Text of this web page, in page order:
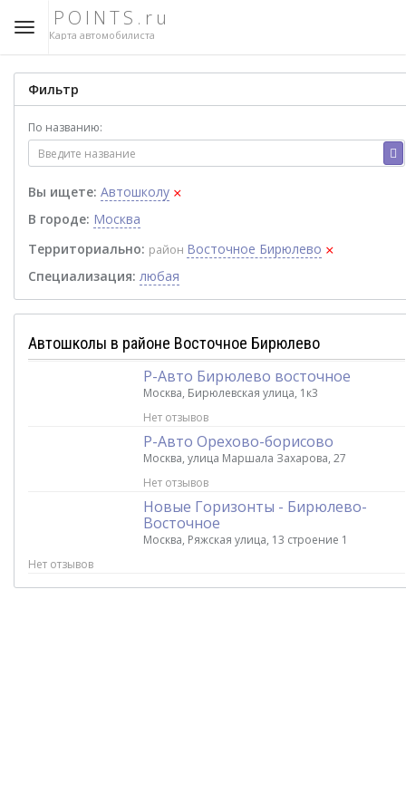
POINTS.ru
Карта автомобилиста
Фильтр
По названию:
Вы ищете: Автошколу ×
В городе: Москва
Территориально: район Восточное Бирюлево ×
Специализация: любая
Автошколы в районе Восточное Бирюлево
Р-Авто Бирюлево восточное
Москва, Бирюлевская улица, 1к3
Нет отзывов
Р-Авто Орехово-борисово
Москва, улица Маршала Захарова, 27
Нет отзывов
Новые Горизонты - Бирюлево-
Восточное
Москва, Ряжская улица, 13 строение 1
Нет отзывов